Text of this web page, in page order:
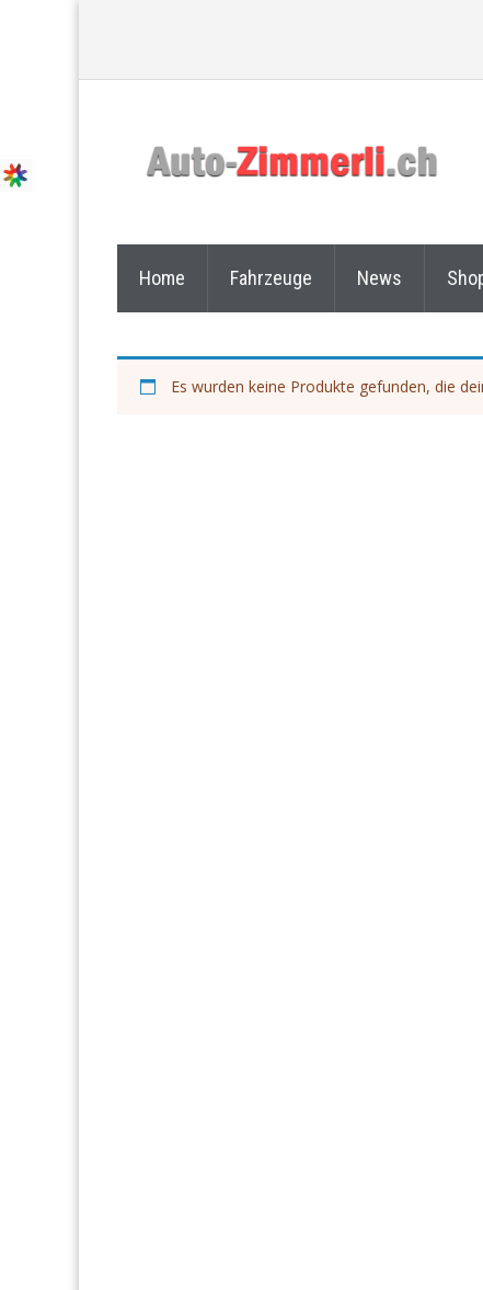
Home Fahrzeuge News
Es wurden keine Produkte gefunden, die